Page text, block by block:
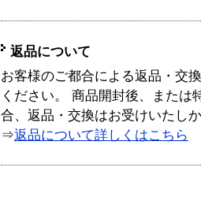
返品について
お客様のご都合による返品・交
ください。 商品開封後、または
合、返品・交換はお受けいたし
⇒返品について詳しくはこちら